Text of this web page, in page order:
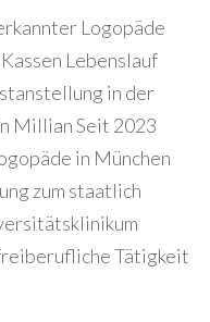
Logopäde
Lebenslauf
in der
Millian Seit 2023
in München
zum staatlich
Tätigkeit